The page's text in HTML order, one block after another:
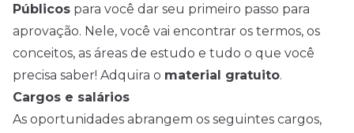
Públicos para você dar seu primeiro passo para
aprovação. Nele, você vai encontrar os termos, os
conceitos, as áreas de estudo e tudo o que você
precisa saber! Adquira o material gratuito.
Cargos e salários
As oportunidades abrangem os seguintes cargos,